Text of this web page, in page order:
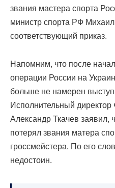
звания мастера спорта
министр спорта РФ
соответствующий приказ.
Напомним, что после
операции России на
больше не намерен
Исполнительный
Александр Ткачев заявил,
потерял звания матера
гроссмейстера. По его
недостоин.